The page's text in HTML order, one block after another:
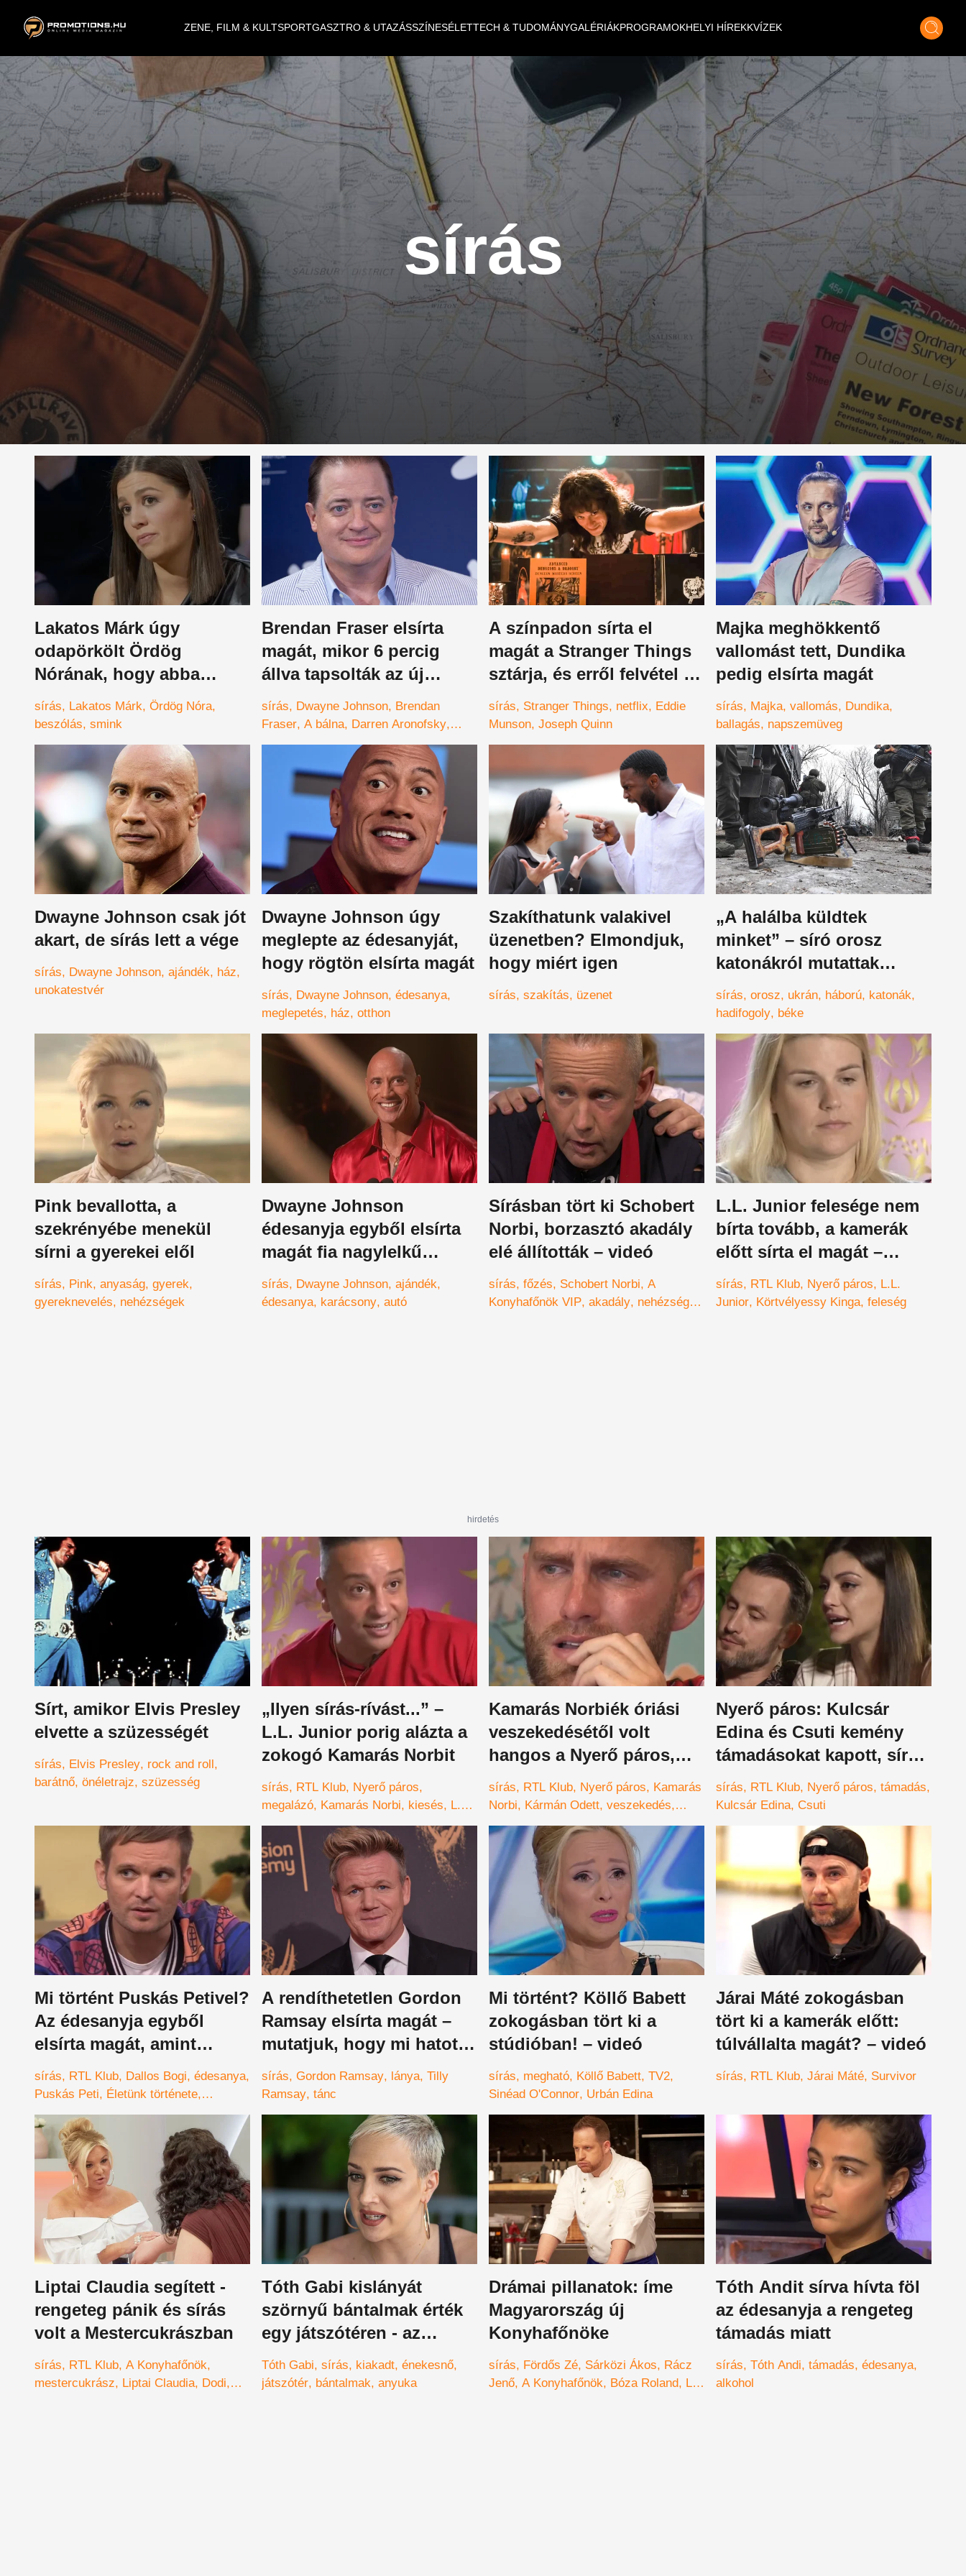
ZENE, FILM & KULTSPORTGASZTRO & UTAZÁSSZÍNESÉLETTECH & TUDOMÁNYGALÉRIÁKPROGRAMOKHELYI HÍREKKVÍZEK
sírás
Lakatos Márk úgy
odapörkölt Ördög
Nórának, hogy abba
mindenki belepirult
sírás Lakatos Márk Ördög Nóra
beszólás smink
Brendan Fraser elsírta
magát, mikor 6 percig
állva tapsolták az új
filmjét - Még Dwayne
Johnson is gratulált
sírás Dwayne Johnson Brendan
Fraser A bálna Darren Aronofsky
ováció
A színpadon sírta el
magát a Stranger Things
sztárja, és erről felvétel is
készült
sírás Stranger Things netflix
Eddie
Munson Joseph Quinn
Majka meghökkentő
vallomást tett, Dundika
pedig elsírta magát
sírás Majka vallomás
Dundika
ballagás
napszemüveg
Dwayne Johnson csak jót
akart, de sírás lett a vége
sírás Dwayne Johnson ajándék
ház
unokatestvér
Dwayne Johnson úgy
meglepte az édesanyját,
hogy rögtön elsírta magát
sírás Dwayne Johnson édesanya
meglepetés
ház otthon
Szakíthatunk valakivel
üzenetben? Elmondjuk,
hogy miért igen
sírás szakítás üzenet
„A halálba küldtek
minket” – síró orosz
katonákról mutattak
videókat az ukránok
sírás orosz ukrán háború katonák
hadifogoly béke
Pink bevallotta, a
szekrényébe menekül
sírni a gyerekei elől
sírás Pink anyaság gyerek
gyereknevelés
nehézségek
Dwayne Johnson
édesanyja egyből elsírta
magát fia nagylelkű
ajándékától – megható
videó
sírás Dwayne Johnson ajándék
édesanya karácsony autó
Sírásban tört ki Schobert
Norbi, borzasztó akadály
elé állították – videó
sírás főzés Schobert Norbi A
Konyhafőnök VIP akadály nehézség
L.L. Junior felesége nem
bírta tovább, a kamerák
előtt sírta el magát –
videó
sírás RTL Klub Nyerő páros
L.L.
Junior Körtvélyessy Kinga feleség
hirdetés
Sírt, amikor Elvis Presley
elvette a szüzességét
sírás Elvis Presley rock and roll
barátnő önéletrajz szüzesség
„Ilyen sírás-rívást...” –
L.L. Junior porig alázta a
zokogó Kamarás Norbit
sírás RTL Klub Nyerő páros
megalázó Kamarás Norbi kiesés
L.L.
Junior Kárpáti Rebeka Frohner
Ferenc
Körtvélyessy Kinga
Kamarás Norbiék óriási
veszekedésétől volt
hangos a Nyerő páros,
sírás lett a vége – videó
sírás RTL Klub Nyerő páros
Kamarás
Norbi
Kármán Odett veszekedés
balhé kiesés ÉNB Lali
Nyerő páros: Kulcsár
Edina és Csuti kemény
támadásokat kapott, sírás
lett a vége – videó
sírás RTL Klub Nyerő páros támadás
Kulcsár Edina Csuti
Mi történt Puskás Petivel?
Az édesanyja egyből
elsírta magát, amint
meglátta őt! – videó
sírás RTL Klub Dallos Bogi édesanya
Puskás Peti
Életünk története
Friderikusz Sándor
A rendíthetetlen Gordon
Ramsay elsírta magát –
mutatjuk, hogy mi hatotta
meg így a séfet
sírás Gordon Ramsay lánya Tilly
Ramsay tánc
Mi történt? Köllő Babett
zokogásban tört ki a
stúdióban! – videó
sírás megható Köllő Babett TV2
Sinéad O'Connor Urbán Edina
Járai Máté zokogásban
tört ki a kamerák előtt:
túlvállalta magát? – videó
sírás RTL Klub Járai Máté Survivor
Liptai Claudia segített -
rengeteg pánik és sírás
volt a Mestercukrászban
sírás RTL Klub A Konyhafőnök
mestercukrász
Liptai Claudia Dodi
Tóth Gabi kislányát
szörnyű bántalmak érték
egy játszótéren - az
énekesnő teljesen kiakadt
Tóth Gabi sírás kiakadt énekesnő
játszótér bántalmak anyuka
Drámai pillanatok: íme
Magyarország új
Konyhafőnöke
sírás Fördős Zé Sárközi Ákos
Rácz
Jenő A Konyhafőnök Bóza Roland Li
Tóth Andit sírva hívta föl
az édesanyja a rengeteg
támadás miatt
sírás Tóth Andi támadás édesanya
alkohol